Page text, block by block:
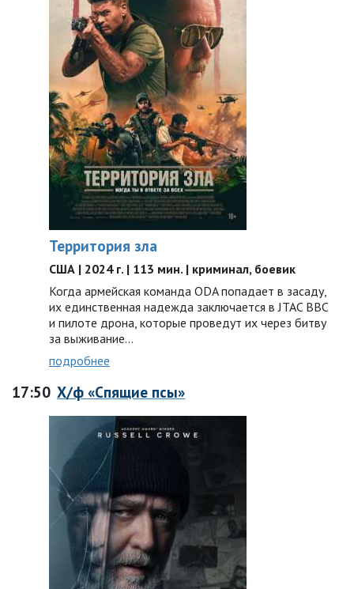
Территория зла
США | 2024 г. | 113 мин. | криминал, боевик
Когда армейская команда ODA попадает в засаду,
их единственная надежда заключается в JTAC ВВС
и пилоте дрона, которые проведут их через битву
за выживание…
подробнее
17:50 Х/ф «Спящие псы»